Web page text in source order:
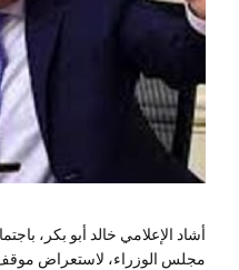
أشاد الإعلامي خالد أبو بكر،
مجلس الوزراء، لاستعراض